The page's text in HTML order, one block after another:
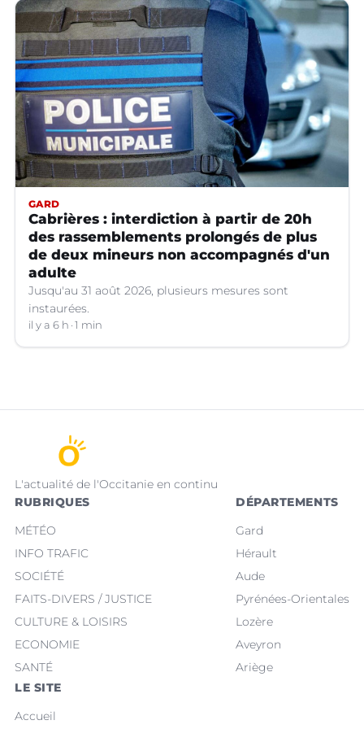
GARD
Cabrières : interdiction à partir de 20h
des rassemblements prolongés de plus
de deux mineurs non accompagnés d'un
adulte
Jusqu'au 31 août 2026, plusieurs mesures sont
instaurées.
il y a 6 h 1 min
L'actualité de l'Occitanie en continu
RUBRIQUES
MÉTÉO
INFO TRAFIC
SOCIÉTÉ
FAITS-DIVERS / JUSTICE
CULTURE & LOISIRS
ECONOMIE
SANTÉ
DÉPARTEMENTS
Gard
Hérault
Aude
Pyrénées-Orientales
Lozère
Aveyron
Ariège
LE SITE
Accueil